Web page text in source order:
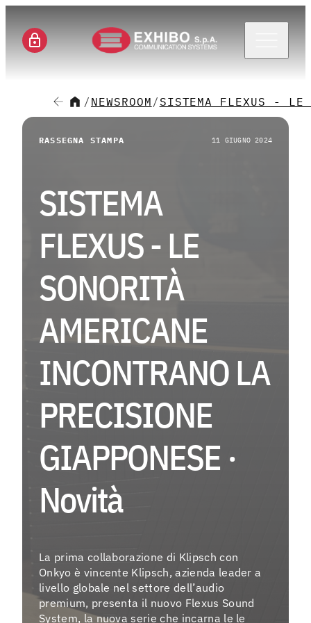
/ NEWSROOM / SISTEMA FLEXUS - LE
RASSEGNA STAMPA 11 GIUGNO 2024
SISTEMA
FLEXUS - LE
SONORITÀ
AMERICANE
INCONTRANO LA
PRECISIONE
GIAPPONESE ·
Novità
La prima collaborazione di Klipsch con
Onkyo è vincente Klipsch, azienda leader a
livello globale nel settore dell’audio
premium, presenta il nuovo Flexus Sound
System, la nuova serie che incarna le le